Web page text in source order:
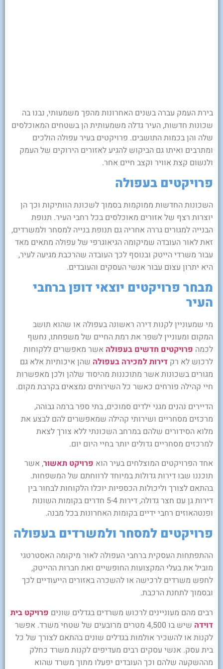
בירת העמק עברה בשנים האחרונות מהפך משמעותי, נבנו בה
שכונות חדשות, העיר גדלה משמעותית הן בשטחים המאוכלסים
שלה והן בכמות התושבים. פרויקטים בעיר עפולה הולכים
ומתרבים ואיתו גם הביקוש להגיע לאזורים הירוקים של העמק
ולנשום קצת אוויר וקצב חיים אחר.
פרויקטים בעפולה
השכונות החדשות ממוקמות בסמוך לשכונת הוותיקות וכך הן
יוצרות רצף של אזורים מאוכלסים בכל רחבי העיר. תנופת
הבנייה למגורים גררה אחריה גם תנופת בנייה למסחר ולמשרדים,
זאת לאור העובדה שמיקומה הגיאוגרפי של עפולה מתאים מאד
עבור משרדי הייטק ובנוסף לכך העובדה שהרכבת מגיעה לעיר,
היא יתרון עצום עבור אנשי העסקים והעובדים.
מבחר פרויקטים יוצאי דופן ברחבי
העיר
מי שמעוניין לקנות דירה ראשונה בעפולה או שהוא תושב
המקום ומעוניין לשפר את רמת החיים של משפחתו, נחשף
לכמה פרויקטים חדשים בעפולה אשר מאפשרים ללקוחות
לרכוש לא רק דירות למכירה בעפולה שהן איכותיות אלא גם
מגורים בשכונות אשר מתוכננות מהיסוד שלהן ולכן מאפשרות
חיי קהילה פורחים כאשר כל השירותים נמצאים בקרבת מקום.
הדיירים נהנים מגני ילדים סמוכים, בתי ספר ברמה גבוהה,
מרכזים מסחריים ושירותי קהילה שמאפשרים להם לבצע את
מלוא הסידורים שלהם במרחב השכונתי ללא צורך לצאת
למרכזים מסחריים גדולים יותר בחיי היום יום.
אחד הפרויקטים המוצלחים בעיר הוא פרויקט תאשור, אשר
תוכננו שבו דירות גדולות במיוחד לרווחתם של המשפחות.
בהתאם לצורך וליכולות הכספיות יוכלו הלקוחות לבחור בין
דירות גן עם חצר גדולה, דירות 5-4 חדרים בקומות השונות
ופנטהאוזים רחבי ידיים בקומות האחרונות בכל מבנה.
פרויקטים למסחר ולמשרדים בעפולה
ההתפתחות העסקית ברחבי העפולה לאור מיקומה האסטרטגי
מוביל את בעלי המקצועות החופשיים ואת חברות ההייטק,
לחפש משרדים לרכישה או להשכרה באזורים הייעודיים לכך
ובסמוך לתחנת הרכבת.
רבים מהם מעוניינים לרכוש משרדים בגדלים שונים פרויקט בית
דוידה
שיש בו 4,500 מטרים מרובעים של שטחי משרד. אפשר
לקנות או להשכיר אולמות בגדלים שונים בהתאם לצורך של כל
בית עסק. אנשי עסקים רבים מעדיפים לקנות משרד כחלק
מההשקעה שלהם וכך העובדים יפעלו מתוך משרד שהוא